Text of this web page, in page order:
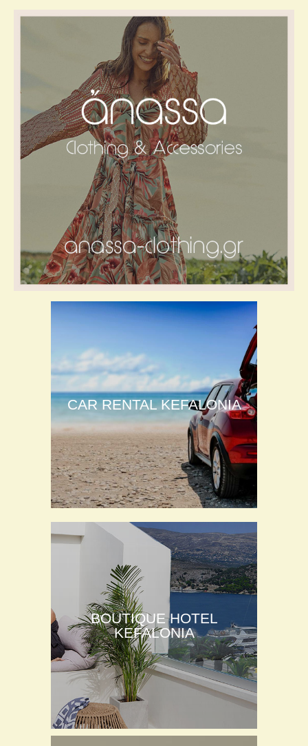
CAR RENTAL KEFALONIA
BOUTIQUE HOTEL
KEFALONIA